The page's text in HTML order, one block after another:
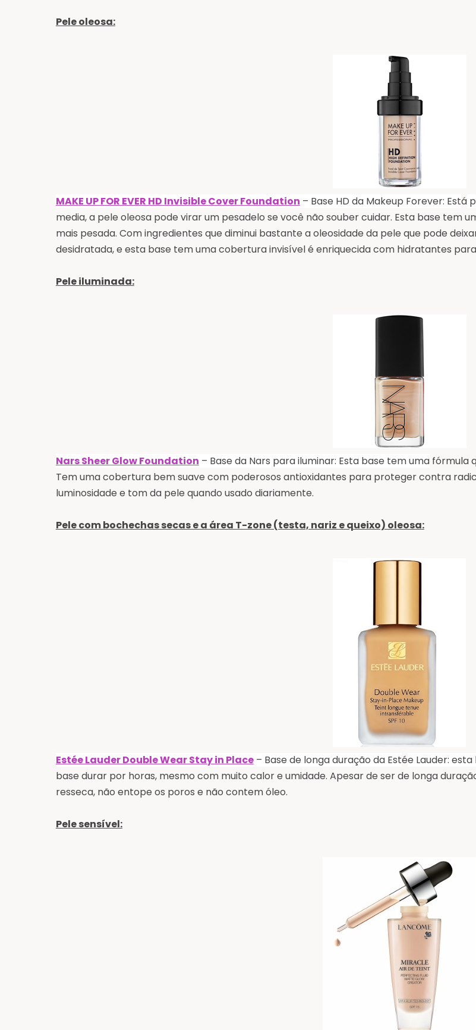
Pele oleosa:
MAKE UP FOR EVER HD Invisible Cover Foundation – Base HD da Makeup Forever: Estáp
media, a pele oleosa pode virar um pesadelo se você não souber cuidar. Esta base tem
mais pesada. Com ingredientes que diminui bastante a oleosidade da pele que pode
desidratada, e esta base tem uma cobertura invisível é enriquecida com hidratantes
Pele iluminada:
Nars Sheer Glow Foundation – Base da Nars para iluminar: Esta base tem umafórmula
Tem uma cobertura bem suave com poderosos antioxidantes para proteger contra
luminosidade e tom da pele quando usado diariamente.
Pele com bochechas secas e a área T-zone (testa, nariz e queixo) oleosa:
Estée Lauder Double Wear Stay in Place– Base de longaduração da Estée Lauder: esta
base durar por horas, mesmo com muito calor e umidade. Apesar de ser de longa
resseca, não entope os poros e não contem óleo.
Pele sensível: